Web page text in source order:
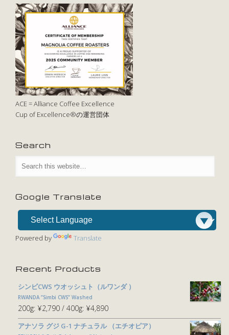
ACE = Alliance Coffee Excellence
Cup of Excellence®の運営団体
Search
Google Translate
Powered by Translate
Recent Products
シンビCWS ウオッシュト（ルワンダ ）
RWANDA ”Simbi CWS” Washed
200g: ¥2,790 400g: ¥4,890
アナソラ グジ G-1 ナチュラル （エチオピア）